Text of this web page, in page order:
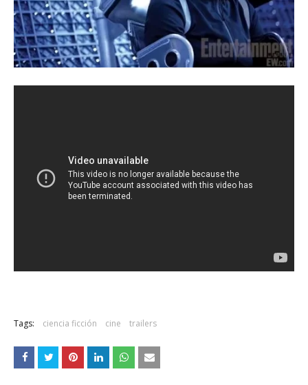
Tags: ciencia ficción cine trailers